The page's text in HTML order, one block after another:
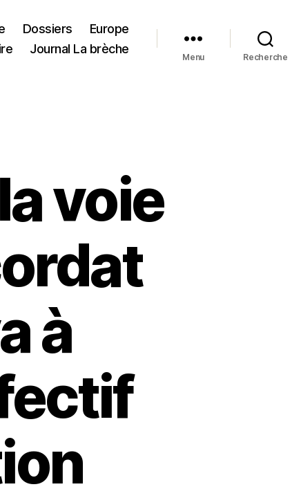
Dossiers
Europe
Journal La brèche
Menu Recherche
voie
à